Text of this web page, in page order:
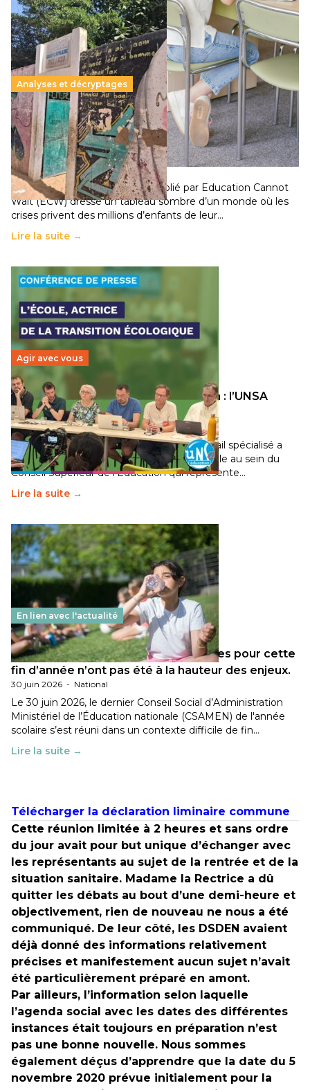
Analyses et décryptages
258 millions d’enfants victimes de la guerre, des
chocs climatiques et des déplacements de
population
11 juillet 2026- National
Un nouveau rapport mondial publié par Education Cannot
Wait (ECW) dresse un tableau sombre d’un monde où les
crises privent des millions d’enfants de leur…
Lire la suite →
Agir avec vous
Transition écologique de l’éducation : l’UNSA
Éducation fait bouger les lignes
30 juin 2026-National
Pendant plusieurs mois, un groupe de travail spécialisé a
travaillé sur la transition écologique de l’Ecole au sein du
Conseil Supérieur de l’Éducation qui représente…
Lire la suite →
En lien avec l'actualité
Les décisions ministérielles attendues pour cette
fin d’année n’ont pas été à la hauteur des enjeux.
30 juin 2026 - National
Le 30 juin 2026, le dernier Conseil Social d’Administration
Ministériel de l’Éducation nationale (CSAMEN) de l'année
scolaire s’est réuni dans un contexte difficile de fin…
Lire la suite →
Télécharger la déclaration liminaire commune
Cette réunion limitée à 2 heures et sans ordre
du jour avait pour but unique d’échanger avec
les représentants au sujet de la rentrée et de la
situation sanitaire. Madame la Rectrice a dû
quitter les débats au bout d’une demi-heure et
objectivement, rien de nouveau ne nous a été
communiqué. De leur côté, les DSDEN avaient
déjà donné des informations relativement
précises et manifestement aucun sujet n’avait
été particulièrement préparé en amont.
Par ailleurs, l’information selon laquelle
l’agenda social avec les dates des différentes
instances était toujours en préparation n’est
pas une bonne nouvelle. Nous sommes
également déçus d’apprendre que la date du 5
novembre 2020 prévue initialement pour la